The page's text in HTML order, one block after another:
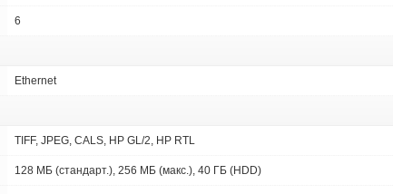
6
Ethernet
TIFF, JPEG, CALS, HP GL/2, HP RTL
128 МБ (стандарт.), 256 МБ (макс.), 40 ГБ (HDD)